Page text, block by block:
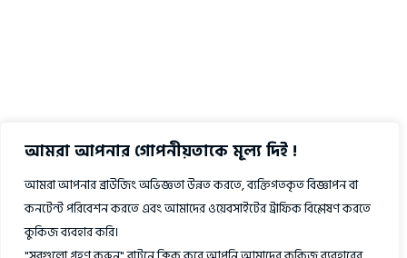
আমরা আপনার গোপনীয়তাকে মূল্য দিই !
আমরা আপনার ব্রাউজিং অভিজ্ঞতা উন্নত করতে, ব্যক্তিগতকৃত বিজ্ঞাপন বা
কনটেন্ট পরিবেশন করতে এবং আমাদের ওয়েবসাইটের ট্রাফিক বিশ্লেষণ করতে
কুকিজ ব্যবহার করি।